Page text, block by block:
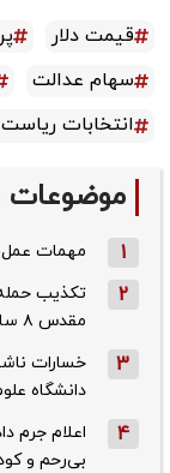
قیمت دلار
سهام عدالت
انتخابات ریاست
موضوعات
1 مهمات
2
تکذیب
مقدس ۸ ساله منفجر شد
3
خسارات
دانشگاه
4
اعلام جرم
بی‌رحم و کودتای دی‌